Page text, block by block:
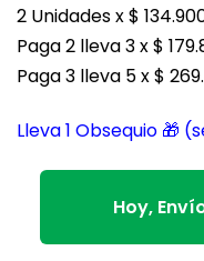
2 Unidades x $
Paga 2 lleva 3 x $
Paga 3 lleva 5 x $
Lleva 1 Obsequio 🎁
Hoy,